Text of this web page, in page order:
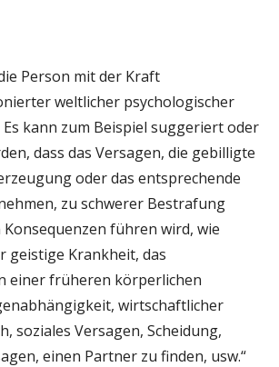
Person mit der Kraft
weltlicher psychologischer
kann zum Beispiel suggeriert oder
dass das Versagen, die gebilligte
oder das entsprechende
zu schwerer Bestrafung
führen wird, wie
geistige Krankheit, das
einer früheren körperlichen
wirtschaftlicher
soziales Versagen, Scheidung,
einen Partner zu finden, usw.“